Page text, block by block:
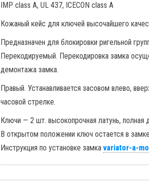
IMP class A, UL 437, ICECON class A
Кожаный кейс для ключей высочайшего
Предназначен для блокировки ригельной
Перекодируемый. Перекодировка замка
демонтажа замка.
Правый. Устанавливается засовом влево,
часовой стрелке.
Ключи — 2 шт. высокопрочная латунь, полная
В открытом положении ключ остается в
Инструкция по установке замкаvariator-a-